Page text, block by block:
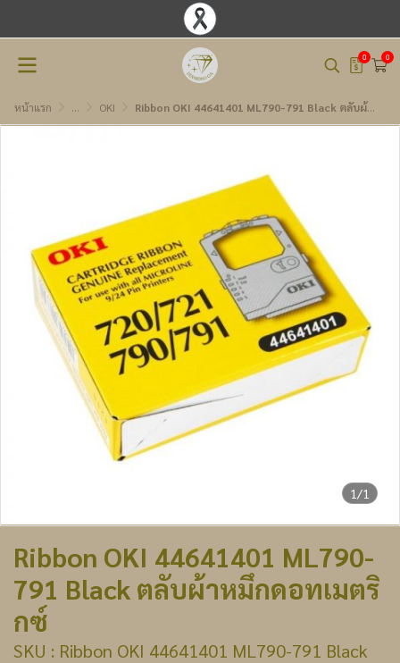
0 0
หน้าแรก ... OKI Ribbon OKI 44641401 ML790-791 Black ตลับผ้าหมึกดอทเมตริกซ์
1/1
Ribbon OKI 44641401 ML790-
791 Black ตลับผ้าหมึกดอทเมตริ
กซ์
SKU : Ribbon OKI 44641401 ML790-791 Black